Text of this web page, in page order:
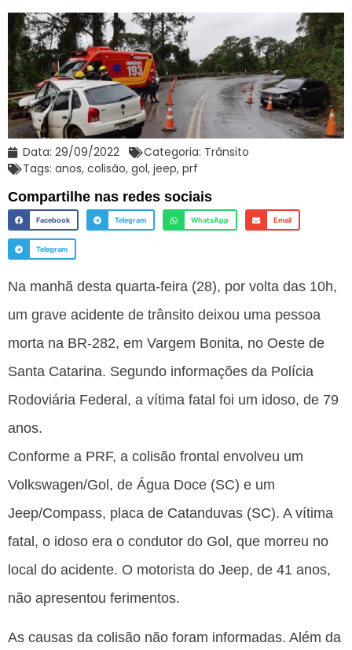
Data: 29/09/2022 Categoria: Trânsito
Tags: anos, colisão, gol, jeep, prf
Compartilhe nas redes sociais
Facebook Telegram WhatsApp Email
Telegram
Na manhã desta quarta-feira (28), por volta das 10h,
um grave acidente de trânsito deixou uma pessoa
morta na BR-282, em Vargem Bonita, no Oeste de
Santa Catarina. Segundo informações da Polícia
Rodoviária Federal, a vítima fatal foi um idoso, de 79
anos.
Conforme a PRF, a colisão frontal envolveu um
Volkswagen/Gol, de Água Doce (SC) e um
Jeep/Compass, placa de Catanduvas (SC). A vítima
fatal, o idoso era o condutor do Gol, que morreu no
local do acidente. O motorista do Jeep, de 41 anos,
não apresentou ferimentos.
As causas da colisão não foram informadas. Além da